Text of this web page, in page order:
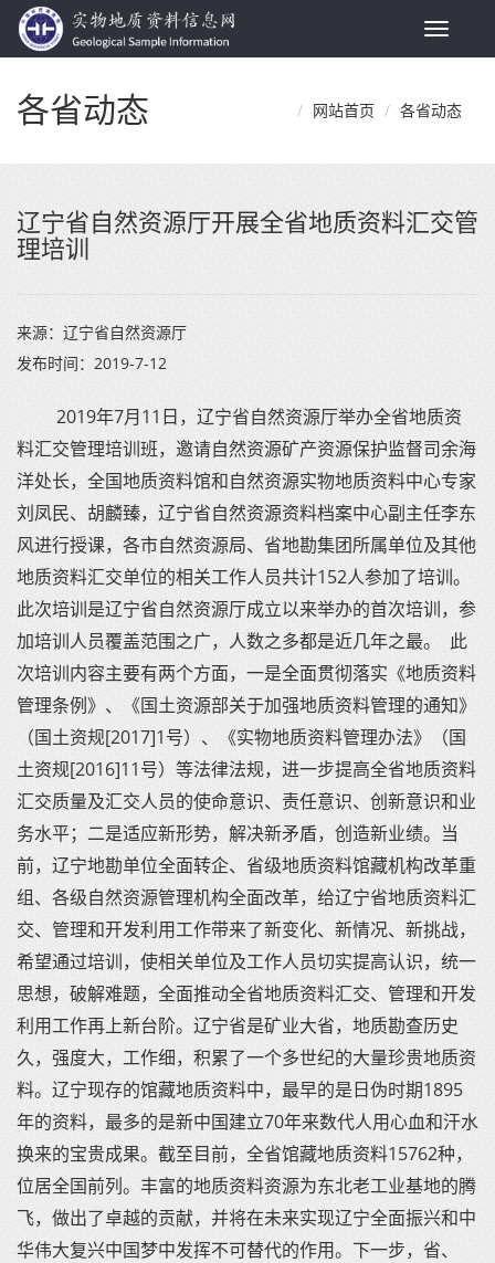
Toggle
各省动态 网站首页 各省动态
辽宁省自然资源厅开展全省地质资料汇交管
理培训
来源： 辽宁省自然资源厅
发布时间： 2019-7-12
2019年7月11日，辽宁省自然资源厅举办全省地质资
料汇交管理培训班，邀请自然资源矿产资源保护监督司余海
洋处长，全国地质资料馆和自然资源实物地质资料中心专家
刘凤民、胡麟臻，辽宁省自然资源资料档案中心副主任李东
风进行授课，各市自然资源局、省地勘集团所属单位及其他
地质资料汇交单位的相关工作人员共计152人参加了培训。
此次培训是辽宁省自然资源厅成立以来举办的首次培训，参
加培训人员覆盖范围之广，人数之多都是近几年之最。 此
次培训内容主要有两个方面，一是全面贯彻落实《地质资料
管理条例》、《国土资源部关于加强地质资料管理的通知》
（国土资规[2017]1号）、《实物地质资料管理办法》（国
土资规[2016]11号）等法律法规，进一步提高全省地质资料
汇交质量及汇交人员的使命意识、责任意识、创新意识和业
务水平；二是适应新形势，解决新矛盾，创造新业绩。当
前，辽宁地勘单位全面转企、省级地质资料馆藏机构改革重
组、各级自然资源管理机构全面改革，给辽宁省地质资料汇
交、管理和开发利用工作带来了新变化、新情况、新挑战，
希望通过培训，使相关单位及工作人员切实提高认识，统一
思想，破解难题，全面推动全省地质资料汇交、管理和开发
利用工作再上新台阶。辽宁省是矿业大省，地质勘查历史
久，强度大，工作细，积累了一个多世纪的大量珍贵地质资
料。辽宁现存的馆藏地质资料中，最早的是日伪时期1895
年的资料，最多的是新中国建立70年来数代人用心血和汗水
换来的宝贵成果。截至目前，全省馆藏地质资料15762种，
位居全国前列。丰富的地质资料资源为东北老工业基地的腾
飞，做出了卓越的贡献，并将在未来实现辽宁全面振兴和中
华伟大复兴中国梦中发挥不可替代的作用。下一步，省、